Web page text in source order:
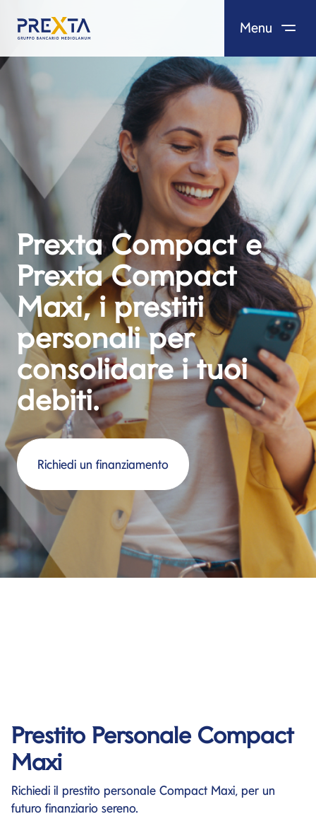
Salta al contenuto
Menu
Prexta Compact e
Prexta Compact
Maxi, i prestiti
personali per
consolidare i tuoi
debiti.
Richiedi un finanziamento
Prestito Personale Compact
Maxi
Richiedi il prestito personale Compact Maxi, per un
futuro finanziario sereno.